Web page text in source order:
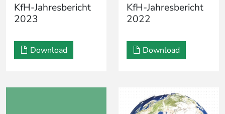
KfH-Jahresbericht
2023
Download
KfH-Jahresbericht
2022
Download